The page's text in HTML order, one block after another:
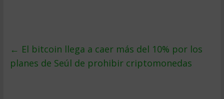
← El bitcoin llega a caer más del 10% por los
planes de Seúl de prohibir criptomonedas